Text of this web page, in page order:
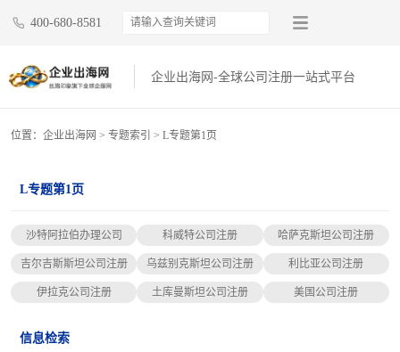
400-680-8581
企业出海网-全球公司注册一站式平台
位置： 企业出海网 > 专题索引 > L专题第1页
L专题第1页
沙特阿拉伯办理公司 科威特公司注册 哈萨克斯坦公司注册
吉尔吉斯斯坦公司注册 乌兹别克斯坦公司注册 利比亚公司注册
伊拉克公司注册 土库曼斯坦公司注册 美国公司注册
信息检索